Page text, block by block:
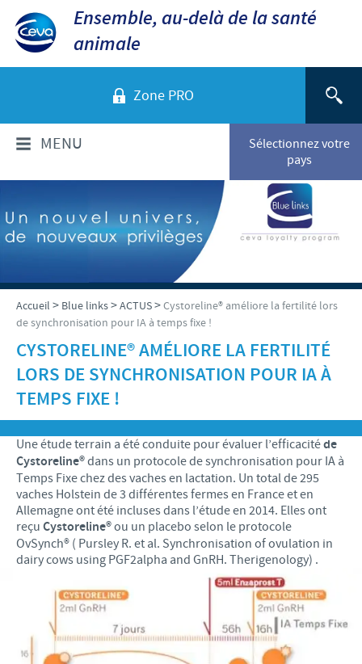
Ensemble, au-delà de la santé
animale
Zone PRO
Sélectionnez votre
pays
MENU
QUI SOMMES-NOUS?
Aperçu de la société
Ceva Santé Animale Tunisie
Production
Recherche et développement
Nos valeurs
Notre mission
Notre histoire
LE PROGRAMME ETHIQUE ET CONFORMITÉ DU
GROUPE CEVA
SYSTÈME D'ALERTE
PRODUITS
Volailles
Ovins - Caprins
Bovins
Animaux de Compagnie
ACTUALITÉS ET MÉDIA
Ceva News
ACTUS
Nos vidéos
RESPONSABILITÉS
Importance de la responsabilité
Contributions
Programmes de soutien internationaux
Partenariats scientifiques
Partenariats professionnels
Programmes terrain
OFFRES D'EMPLOI
Offre d’emploi
Nos principaux métiers
Processus de recrutement
Votre développement personnel
Espace étudiant
BLUE LINKS
Privilèges Blue links
S'inscrire
CONTACT
Accueil > Blue links>ACTUS>Cystoreline® améliore la fertilité lors
de synchronisation pour IA à temps fixe !
CYSTORELINE® AMÉLIORE LA FERTILITÉ
LORS DE SYNCHRONISATION POUR IA À
TEMPS FIXE !
Une étude terrain a été conduite pour évaluer l’efficacitéde
Cystoreline®dans un protocole de synchronisation pour IA à
Temps Fixe chez des vaches en lactation. Un total de 295
vaches Holstein de 3 différentes fermes en France et en
Allemagne ont été incluses dans l’étude en 2014. Elles ont
reçu Cystoreline®ou un placebo selon le protocole
OvSynch® ( Pursley R. et al. Synchronisation of ovulation in
dairy cows using PGF2alpha and GnRH. Therigenology) .